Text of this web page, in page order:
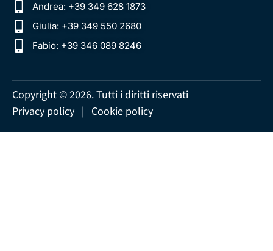
Andrea: +39 349 628 1873‬
Giulia: +39 349 550 2680
Fabio: +39 346 089 8246‬
Copyright © 2026. Tutti i diritti riservati
Privacy policy | Cookie policy